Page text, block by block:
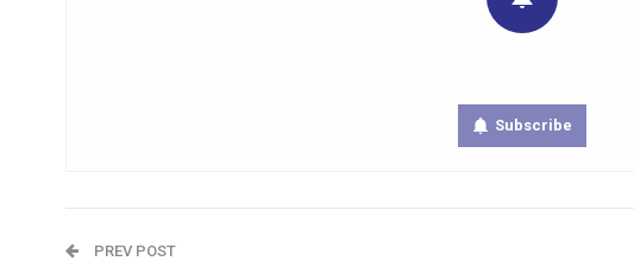
Subscribe
PREV POST